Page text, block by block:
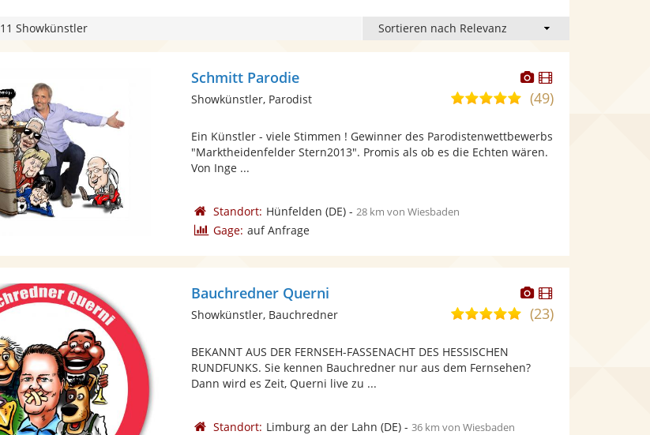
11 Showkünstler
Dieser
Künstler
stellt
Fotos
bereit.
Dieser
Künstler
Schmitt Parodie
4,9
5
Sternen
(49)
Showkünstler, Parodist
Ein Künstler - viele Stimmen ! Gewinner des Parodistenwettbewerbs
"Marktheidenfelder Stern2013". Promis als ob es die Echten wären.
Von Inge ...
Standort: Hünfelden (DE)- 28 km von Wiesbaden
Gage: auf Anfrage
Dieser
Künstler
stellt
Dieser
Künstler
Bauchredner Querni
4,9
Sternen
(23)
Showkünstler, Bauchredner
BEKANNT AUS DER FERNSEH-FASSENACHT DES HESSISCHEN
RUNDFUNKS. Sie kennen Bauchredner nur aus dem Fernsehen?
Dann wird es Zeit, Querni live zu ...
Standort: Limburg an der Lahn (DE)- 36 km von Wiesbaden